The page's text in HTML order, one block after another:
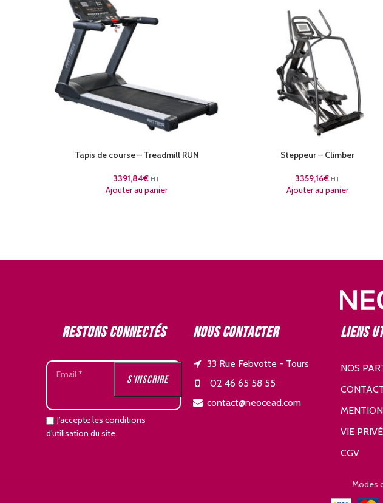
Tapis de course – Treadmill RUN
3391,84€ HT
Ajouter au panier
Steppeur – Climber
3359,16€ HT
Ajouter au panier
Restons connectés
J’accepte les conditions
d’utilisation du site.
Nous contacter
33 Rue Febvotte - Tours
02 46 65 58 55
contact@neocead.com
Liens
NOS
VIE
CGV
Modes